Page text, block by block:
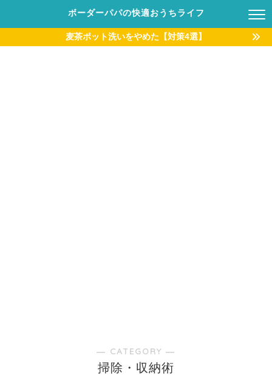
ボーダーパパの快適おうちライフ
麦茶ポット洗いをやめた【対策4選】
― CATEGORY ―
掃除・収納術